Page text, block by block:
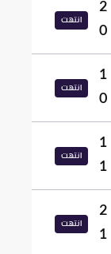
2
0
انتهت
1
0
انتهت
1
1
انتهت
2
1
انتهت